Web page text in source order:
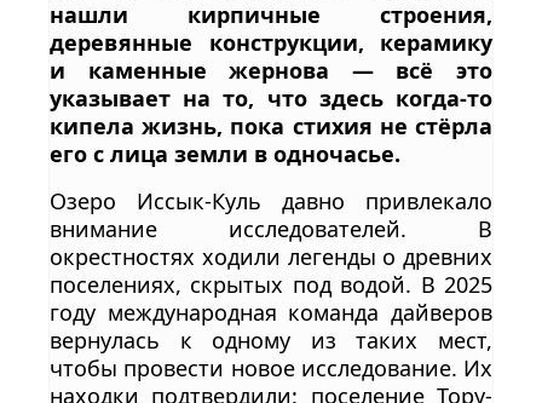
нашли кирпичные строения,
деревянные конструкции, керамику
и каменные жернова — всё это
указывает на то, что здесь когда-то
кипела жизнь, пока стихия не стёрла
его с лица земли в одночасье.
Озеро Иссык-Куль давно привлекало
внимание исследователей. В
окрестностях ходили легенды о древних
поселениях, скрытых под водой. В 2025
году международная команда дайверов
вернулась к одному из таких мест,
чтобы провести новое исследование. Их
находки подтвердили: поселение Тору-